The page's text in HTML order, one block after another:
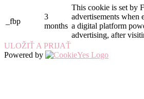
_fbp
3
months
This cookie is set by
advertisements when
a digital platform
advertising, after
ULOŽIŤ A PRIJAŤ
Powered by